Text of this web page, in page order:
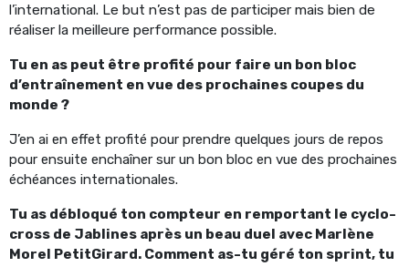
l’international. Le but n’est pas de participer mais bien de
réaliser la meilleure performance possible.
Tu en as peut être profité pour faire un bon bloc
d’entraînement en vue des prochaines coupes du
monde ?
J’en ai en effet profité pour prendre quelques jours de repos
pour ensuite enchaîner sur un bon bloc en vue des prochaines
échéances internationales.
Tu as débloqué ton compteur en remportant le cyclo-
cross de Jablines après un beau duel avec Marlène
Morel PetitGirard. Comment as-tu géré ton sprint, tu